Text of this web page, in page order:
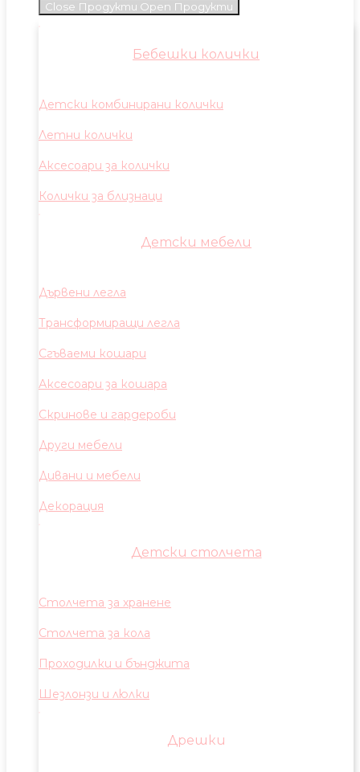
Close Продукти Open Продукти
Бебешки колички
Детски комбинирани колички
Летни колички
Аксесоари за колички
Колички за близнаци
Детски мебели
Дървени легла
Трансформиращи легла
Сгъваеми кошари
Аксесоари за кошара
Скринове и гардероби
Други мебели
Дивани и мебели
Декорация
Детски столчета
Столчета за хранене
Столчета за кола
Проходилки и бънджита
Шезлонзи и люлки
Дрешки